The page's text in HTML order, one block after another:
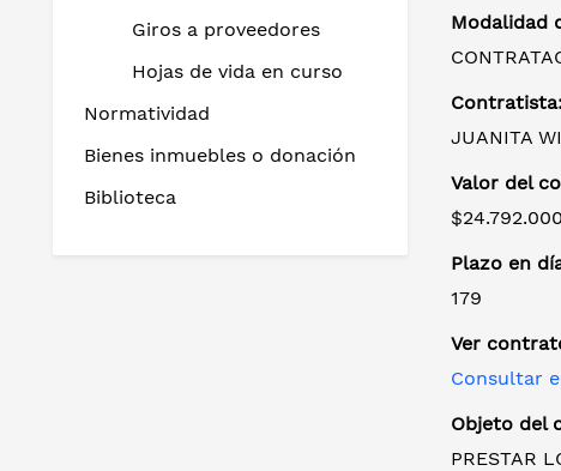
Giros a proveedores
Hojas de vida en curso
Normatividad
Bienes inmuebles o donación
Biblioteca
Modalidad
Contratista:
JUANITA
Valor del
$24.792.000
Plazo en
179
Ver
Consultar
Objeto del
PRESTAR